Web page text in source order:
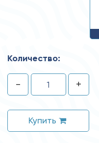
Количество:
- +
Купить